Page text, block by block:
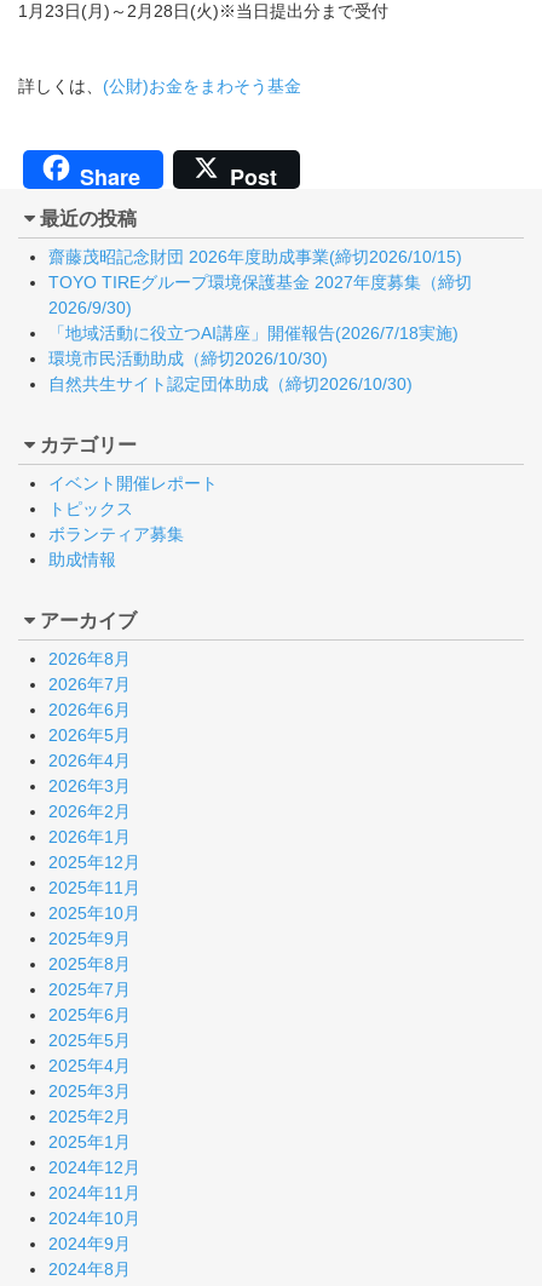
1月23日(月)～2月28日(火)※当日提出分まで受付
詳しくは、 (公財)お金をまわそう基金
Share Post
最近の投稿
齋藤茂昭記念財団 2026年度助成事業(締切2026/10/15)
TOYO TIREグループ環境保護基金 2027年度募集（締切
2026/9/30)
「地域活動に役立つAI講座」開催報告(2026/7/18実施)
環境市民活動助成（締切2026/10/30)
自然共生サイト認定団体助成（締切2026/10/30)
カテゴリー
イベント開催レポート
トピックス
ボランティア募集
助成情報
アーカイブ
2026年8月
2026年7月
2026年6月
2026年5月
2026年4月
2026年3月
2026年2月
2026年1月
2025年12月
2025年11月
2025年10月
2025年9月
2025年8月
2025年7月
2025年6月
2025年5月
2025年4月
2025年3月
2025年2月
2025年1月
2024年12月
2024年11月
2024年10月
2024年9月
2024年8月